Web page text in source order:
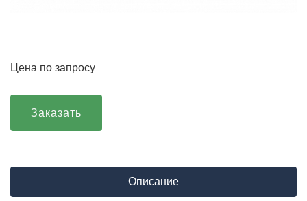
Цена по запросу
Заказать
Описание